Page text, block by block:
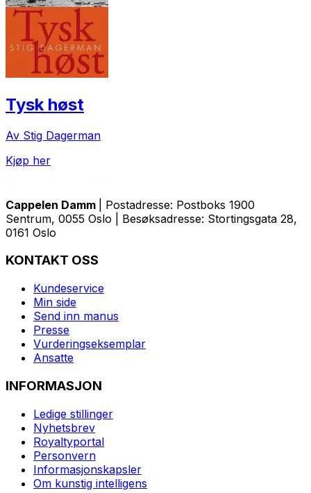
Tysk høst
Av Stig Dagerman
Kjøp her
Cappelen Damm
| Postadresse: Postboks 1900
Sentrum, 0055 Oslo | Besøksadresse: Stortingsgata 28,
0161 Oslo
KONTAKT OSS
Kundeservice
Min side
Send inn manus
Presse
Vurderingseksemplar
Ansatte
INFORMASJON
Ledige stillinger
Nyhetsbrev
Royaltyportal
Personvern
Informasjonskapsler
Om kunstig intelligens